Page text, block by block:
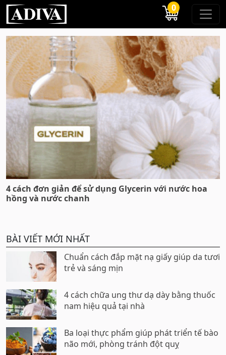
0
4 cách đơn giản để sử dụng Glycerin với nước hoa
hồng và nước chanh
BÀI VIẾT MỚI NHẤT
Chuẩn cách đắp mặt nạ giấy giúp da tươi
trẻ và sáng mịn
4 cách chữa ung thư dạ dày bằng thuốc
nam hiệu quả tại nhà
Ba loại thực phẩm giúp phát triển tế bào
não mới, phòng tránh đột quỵ